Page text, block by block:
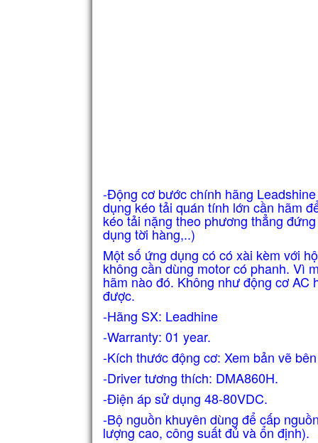
-Động cơ bước chính hãng
dụng kéo tải quán tính lớn cần hãm
kéo tải nặng theo phương thẳng
dụng tời hàng,..)
Một số ứng dụng có có xài kèm với
không cần dùng motor có phanh. Vì
hãm nào đó. Không như động cơ
được.
-Hãng SX: Leadhine
-Warranty: 01 year.
-Kích thước động cơ: Xem bản vẽ
-Driver tương thích: DMA860H.
-Điện áp sử dụng 48-80VDC.
-Bộ nguồn khuyên dùng để cấp
lượng cao, công suất đủ và ổn định).